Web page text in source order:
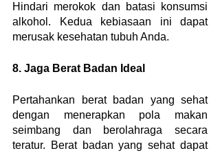
Hindari merokok dan batasi konsumsi
alkohol. Kedua kebiasaan ini dapat
merusak kesehatan tubuh Anda.
8. Jaga Berat Badan Ideal
Pertahankan berat badan yang sehat
dengan menerapkan pola makan
seimbang dan berolahraga secara
teratur. Berat badan yang sehat dapat